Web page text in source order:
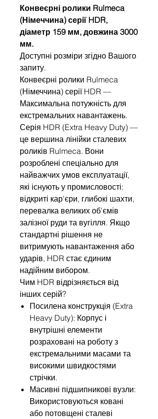
Конвеєрні ролики Rulmeca
(Німеччина) серії HDR,
діаметр 159 мм, довжина 3000
мм.
Доступні розміри згідно Вашого
запиту.
Конвеєрні ролики Rulmeca
(Німеччина) серії HDR —
Максимальна потужність для
екстремальних навантажень.
Серія HDR (Extra Heavy Duty) —
це вершина лінійки сталевих
роликів Rulmeca. Вони
розроблені спеціально для
найважчих умов експлуатації,
які існують у промисловості:
відкриті кар'єри, глибокі шахти,
перевалка великих об'ємів
залізної руди та вугілля. Якщо
стандартні рішення не
витримують навантаження або
ударів, HDR стає єдиним
надійним вибором.
Чим HDR відрізняється від
інших серій?
Посилена конструкція (Extra
Heavy Duty): Корпус і
внутрішні елементи
розраховані на роботу з
екстремальними масами та
високими швидкостями
стрічки.
Масивні підшипникові вузли:
Використовуються ковані
або потовщені сталеві